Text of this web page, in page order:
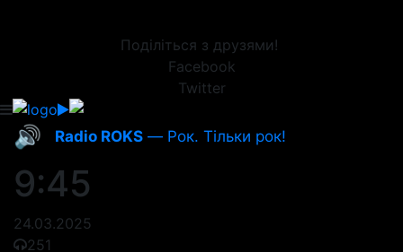
Поділіться з друзями!
Facebook
Twitter
🔊 Radio ROKS — Рок. Тільки рок!
9:45
24.03.2025
251